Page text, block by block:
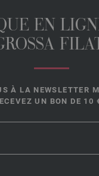
EN
À LA NEWSLETTER
UN BON DE 10